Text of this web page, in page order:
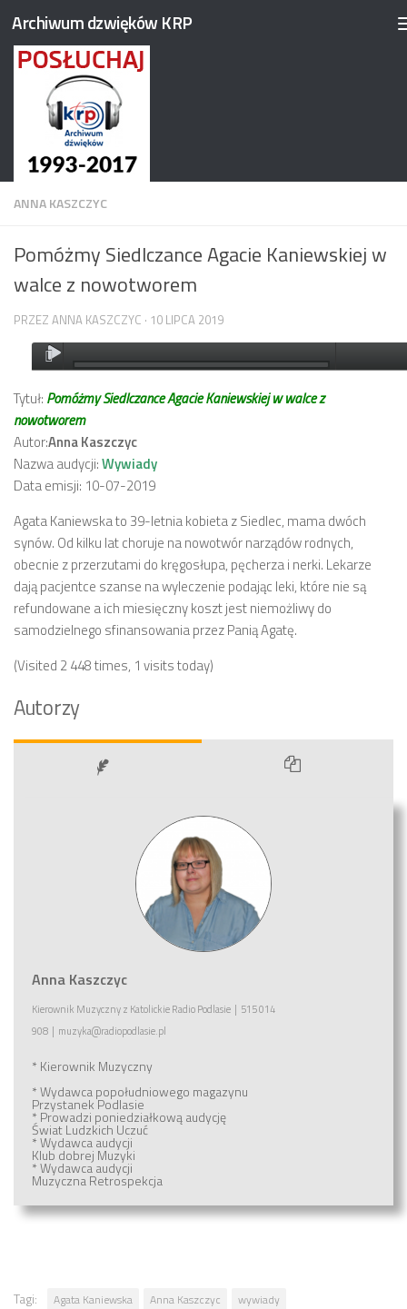
Przejdź do treści
Archiwum dzwięków KRP
ANNA KASZCZYC
Pomóżmy Siedlczance Agacie Kaniewskiej w
walce z nowotworem
PRZEZ ANNA KASZCZYC · 10 LIPCA 2019
Tytuł: Pomóżmy Siedlczance Agacie Kaniewskiej w walce z
nowotworem
Autor:Anna Kaszczyc
Nazwa audycji:Wywiady
Data emisji: 10-07-2019
Agata Kaniewska to 39-letnia kobieta z Siedlec, mama dwóch
synów. Od kilku lat choruje na nowotwór narządów rodnych,
obecnie z przerzutami do kręgosłupa, pęcherza i nerki. Lekarze
dają pacjentce szanse na wyleczenie podając leki, które nie są
refundowane a ich miesięczny koszt jest niemożliwy do
samodzielnego sfinansowania przez Panią Agatę.
(Visited 2 448 times, 1 visits today)
Autorzy
Anna Kaszczyc
Kierownik Muzycznyz Katolickie Radio Podlasie | 515 014
908 | muzyka@radiopodlasie.pl
* Kierownik Muzyczny
* Wydawca popołudniowego magazynu
Przystanek Podlasie
* Prowadzi poniedziałkową audycję
Świat Ludzkich Uczuć
* Wydawca audycji
Klub dobrej Muzyki
* Wydawca audycji
Muzyczna Retrospekcja
Tagi: Agata Kaniewska Anna Kaszczyc wywiady